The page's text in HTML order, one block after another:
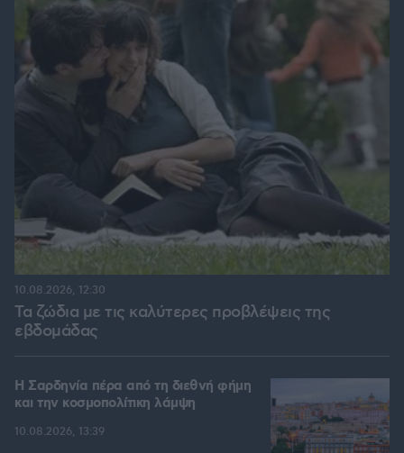
Τα ζώδια με τις καλύτερες προβλέψεις της
εβδομάδας
10.08.2026, 12:30
Η Σαρδηνία πέρα από τη διεθνή φήμη
και την κοσμοπολίτικη λάμψη
10.08.2026, 13:39